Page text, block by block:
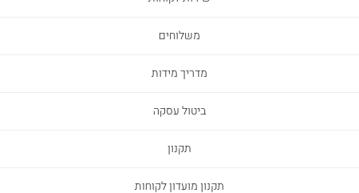
משלוחים
מדריך מידות
ביטול עסקה
תקנון
תקנון מועדון לקוחות